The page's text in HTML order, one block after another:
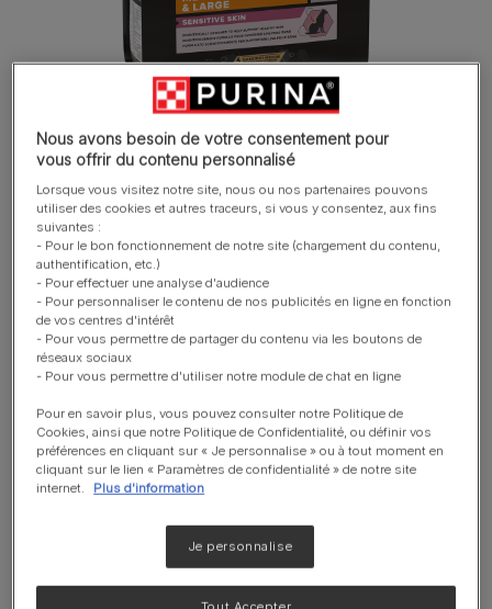
Soutenez une peau saine et un
pelage brillant
Cliniquement prouvé pour aider à
maintenir une peau saine.
Soutenir une articulation saine
maintient une mobilité saine grâce à
l'EPA (acide eicosapentaénoïque), un
acide gras oméga-3.
Sources de protéines sélectionnées
Sources de protéines sélectionnées
pour les chiens sensibles, formulé
Nous avons besoin de votre consentement pour
vous offrir du contenu personnalisé
Lorsque vous visitez notre site, nous ou nos partenaires pouvons
utiliser des cookies et autres traceurs, si vous y consentez, aux fins
suivantes :
- Pour le bon fonctionnement de notre site (chargement du contenu,
authentification, etc.)
- Pour effectuer une analyse d'audience
- Pour personnaliser le contenu de nos publicités en ligne en fonction
de vos centres d'intérêt
- Pour vous permettre de partager du contenu via les boutons de
réseaux sociaux
- Pour vous permettre d'utiliser notre module de chat en ligne
Pour en savoir plus, vous pouvez consulter notre Politique de
Cookies, ainsi que notre Politique de Confidentialité, ou définir vos
préférences en cliquant sur « Je personnalise » ou à tout moment en
cliquant sur le lien « Paramètres de confidentialité » de notre site
internet.
Plus d'information
Je personnalise